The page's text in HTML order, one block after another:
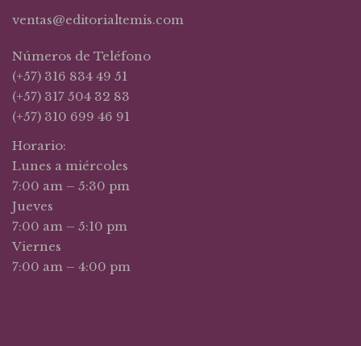
ventas@editorialtemis.com
Números de Teléfono
(+57) 316 834 49 51
(+57) 317 504 32 83
(+57) 310 699 46 91
Horario:
Lunes a miércoles
7:00 am – 5:30 pm
Jueves
7:00 am – 5:10 pm
Viernes
7:00 am – 4:00 pm